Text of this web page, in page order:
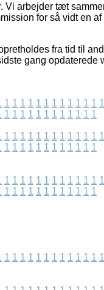
arbejder tæt
for så vidt en
fra tid til
gang opdaterede
1 1 1 1 1 1 1 1 1 1 1 1 1
1 1 1 1 1 1 1 1 1 1 1 1
1 1 1 1 1 1 1 1 1 1 1 1 1
1 1 1 1 1 1 1 1 1 1 1 1
1 1 1 1 1 1 1 1 1 1 1 1 1
1 1 1 1 1 1 1 1 1 1 1 1
1 1 1 1 1 1 1 1 1 1 1 1 1